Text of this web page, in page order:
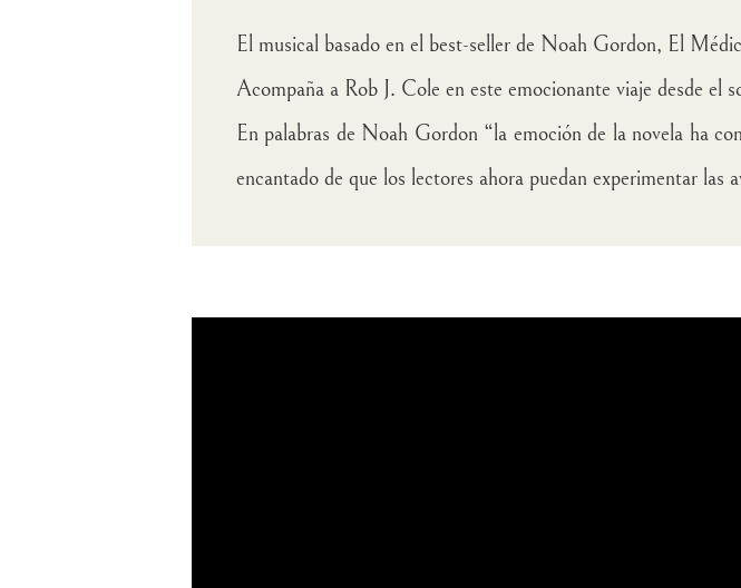
El musical basado en el best-seller de Noah Gordon, El
Acompaña aRob J. Cole en este emocionante viaje desde el
En palabras de Noah Gordon “la emoción de la novela ha
encantado de que los lectores ahora puedan experimentar las